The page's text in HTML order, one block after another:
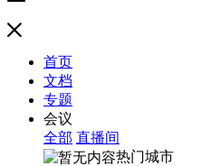
首页
文档
专题
会议
全部 直播间
热门城市